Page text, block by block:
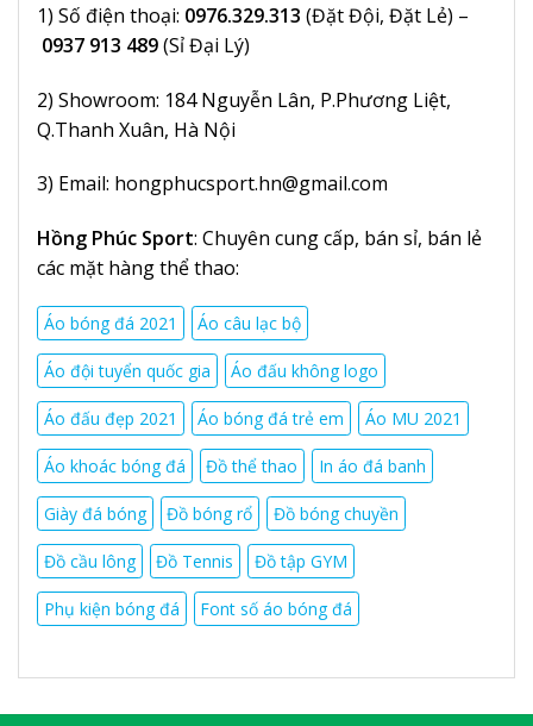
1) Số điện thoại: 0976.329.313 (Đặt Đội, Đặt Lẻ) –
0937 913 489(Sỉ Đại Lý)
2) Showroom: 184 Nguyễn Lân, P.Phương Liệt,
Q.Thanh Xuân, Hà Nội
3) Email: hongphucsport.hn@gmail.com
Hồng Phúc Sport: Chuyên cung cấp, bán sỉ, bán lẻ
các mặt hàng thể thao:
Áo bóng đá 2021 Áo câu lạc bộ
Áo đội tuyển quốc gia Áo đấu không logo
Áo đấu đẹp 2021 Áo bóng đá trẻ em Áo MU 2021
Áo khoác bóng đá Đồ thể thao In áo đá banh
Giày đá bóng Đồ bóng rổ Đồ bóng chuyền
Đồ cầu lông Đồ Tennis Đồ tập GYM
Phụ kiện bóng đá Font số áo bóng đá